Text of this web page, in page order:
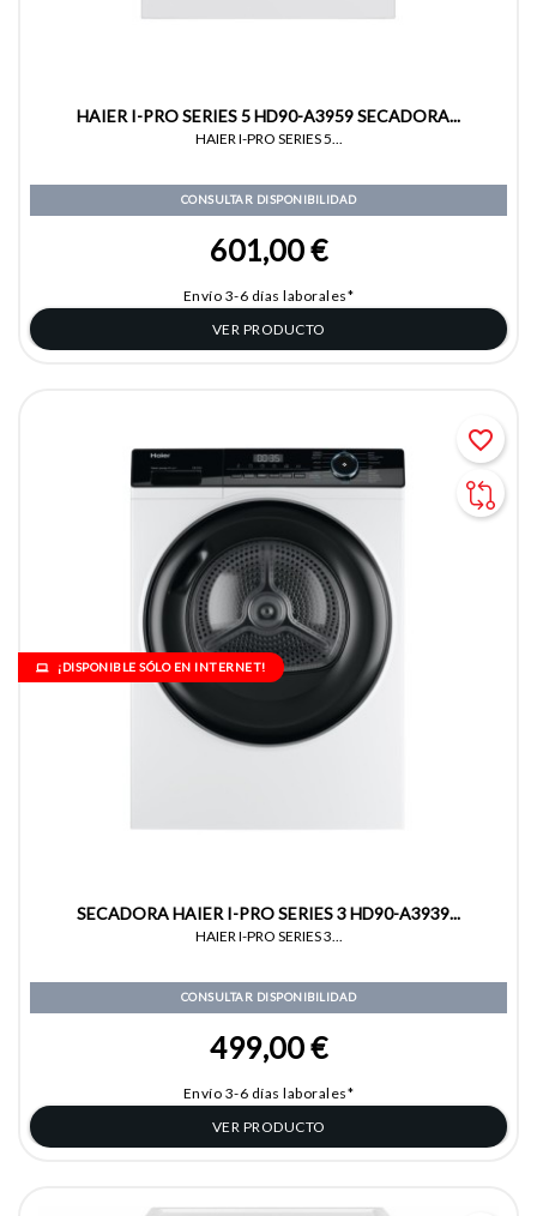
HAIER I-PRO SERIES 5 HD90-A3959 SECADORA...
HAIER I-PRO SERIES 5...
CONSULTAR DISPONIBILIDAD
601,00 €
Envío 3-6 días laborales*
VER PRODUCTO
SECADORA HAIER I-PRO SERIES 3 HD90-A3939...
HAIER I-PRO SERIES 3...
CONSULTAR DISPONIBILIDAD
499,00 €
Envío 3-6 días laborales*
VER PRODUCTO
¡DISPONIBLE SÓLO EN INTERNET!
favorite_border